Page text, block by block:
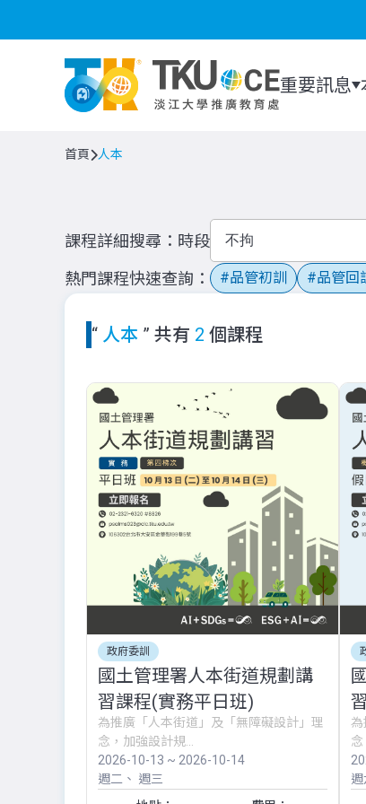
重要訊息
首頁 人本
課程詳細搜尋 時段
熱門課程快速查詢
品管初訓 品管回
“ 人本 ” 共有 2 個課程
政府委訓
國土管理署人本街道規劃講
習課程(實務平日班)
為推廣「人本街道」及「無障礙設計」理
念，加強設計規...
2026-10-13 ~ 2026-10-14
週二
週三
為
念